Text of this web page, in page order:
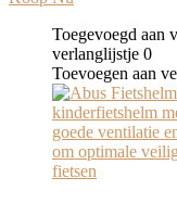
Toegevoegd aan
verlanglijstje 0
Toevoegen aan